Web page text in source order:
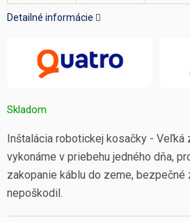
Skladom
Inštalácia robotickej kosačky - Veľká
vykonáme v priebehu jedného dňa,
zakopanie káblu do zeme, bezpečné
nepoškodil.
Detailné informácie